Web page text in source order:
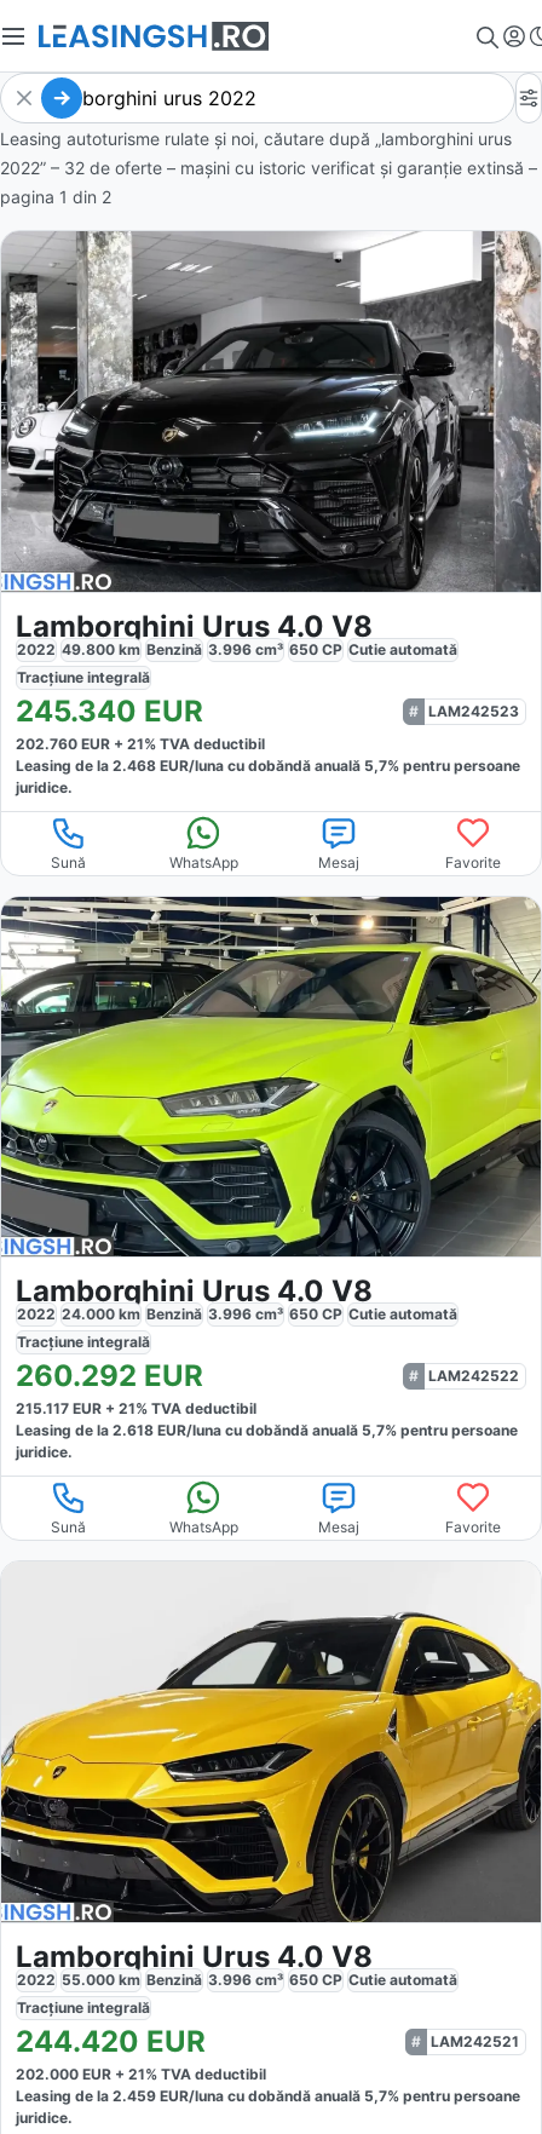
Leasing autoturisme rulate și noi, căutare după „lamborghini urus
2022” – 32 de oferte – mașini cu istoric verificat și garanție extinsă –
pagina 1 din 2
Lamborghini Urus 4.0 V8
2022 49.800 km Benzină 3.996 cm³ 650 CP Cutie automată
Tracțiune integrală
245.340 EUR
LAM242523
202.760 EUR + 21% TVA deductibil
Leasing de la 2.468 EUR/luna cu dobăndă anuală 5,7% pentru persoane
juridice.
Sună WhatsApp Mesaj Favorite
Lamborghini Urus 4.0 V8
2022 24.000 km Benzină 3.996 cm³ 650 CP Cutie automată
Tracțiune integrală
260.292 EUR
LAM242522
215.117 EUR + 21% TVA deductibil
Leasing de la 2.618 EUR/luna cu dobăndă anuală 5,7% pentru persoane
juridice.
Sună WhatsApp Mesaj Favorite
Lamborghini Urus 4.0 V8
2022 55.000 km Benzină 3.996 cm³ 650 CP Cutie automată
Tracțiune integrală
244.420 EUR
LAM242521
202.000 EUR + 21% TVA deductibil
Leasing de la 2.459 EUR/luna cu dobăndă anuală 5,7% pentru persoane
juridice.